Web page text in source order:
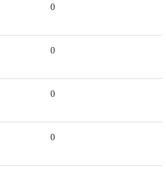
0
0
0
0